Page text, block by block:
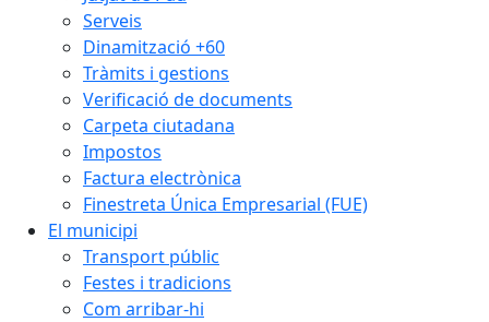
Serveis
Dinamització +60
Tràmits i gestions
Verificació de documents
Carpeta ciutadana
Impostos
Factura electrònica
Finestreta Única Empresarial (FUE)
El municipi
Transport públic
Festes i tradicions
Com arribar-hi